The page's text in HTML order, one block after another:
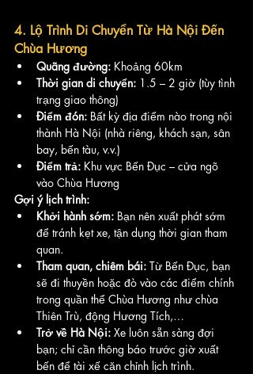
4. Lộ Trình Di Chuyển Từ Hà Nội Đến
Chùa Hương
Quãng đường: Khoảng 60km
Thời gian di chuyển: 1.5 – 2 giờ (tùy tình
trạng giao thông)
Điểm đón: Bất kỳ địa điểm nào trong nội
thành Hà Nội (nhà riêng, khách sạn, sân
bay, bến tàu, v.v.)
Điểm trả: Khu vực Bến Đục – cửa ngõ
vào Chùa Hương
Gợi ý lịch trình:
Khởi hành sớm: Bạn nên xuất phát sớm
để tránh kẹt xe, tận dụng thời gian tham
quan.
Tham quan, chiêm bái: Từ Bến Đục, bạn
sẽ đi thuyền hoặc đò vào các điểm chính
trong quần thể Chùa Hương như chùa
Thiên Trù, động Hương Tích,…
Trở về Hà Nội: Xe luôn sẵn sàng đợi
bạn; chỉ cần thông báo trước giờ xuất
bến để tài xế căn chỉnh lịch trình.